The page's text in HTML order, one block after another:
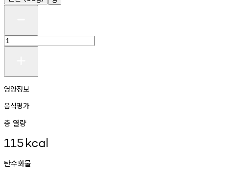
영양정보
음식평가
총 열량
115kcal
탄수화물